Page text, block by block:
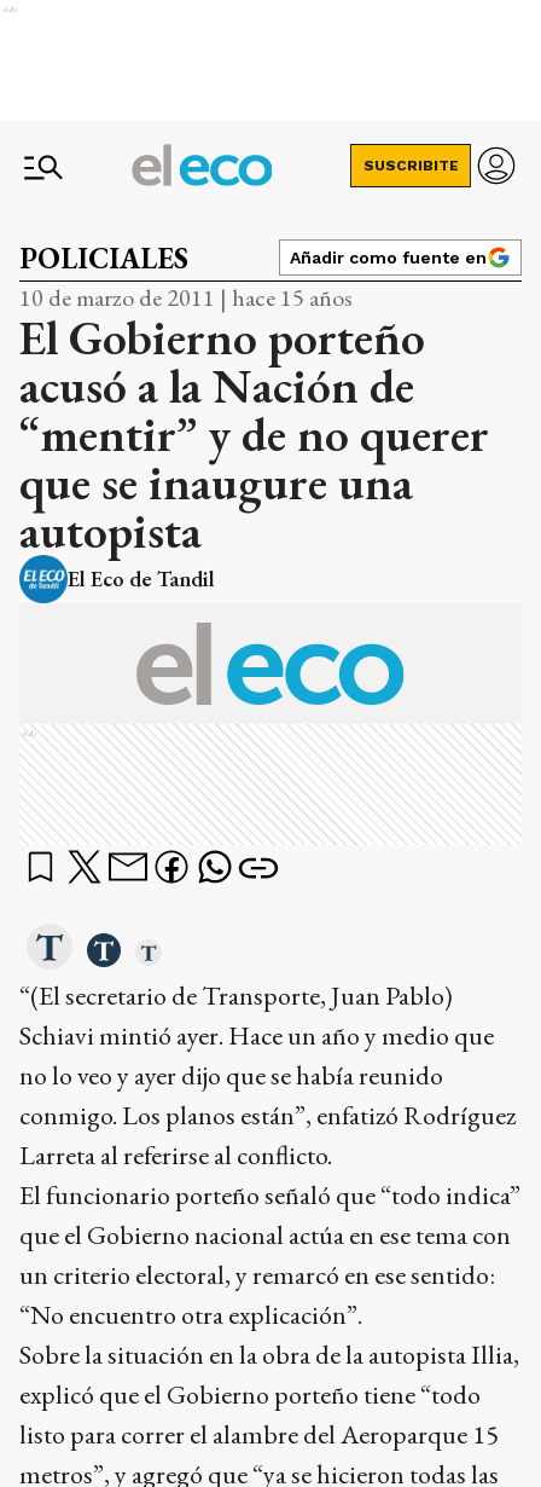
Ads
SUSCRIBITE
POLICIALES Añadir como fuente en
10 de marzo de 2011 | hace 15 años
El Gobierno porteño
acusó a la Nación de
“mentir” y de no querer
que se inaugure una
autopista
El Eco de Tandil
Ads
“(El secretario de Transporte, Juan Pablo)
Schiavi mintió ayer. Hace un año y medio que
no lo veo y ayer dijo que se había reunido
conmigo. Los planos están”, enfatizó Rodríguez
Larreta al referirse al conflicto.
El funcionario porteño señaló que “todo indica”
que el Gobierno nacional actúa en ese tema con
un criterio electoral, y remarcó en ese sentido:
“No encuentro otra explicación”.
Sobre la situación en la obra de la autopista Illia,
explicó que el Gobierno porteño tiene “todo
listo para correr el alambre del Aeroparque 15
metros”, y agregó que “ya se hicieron todas las